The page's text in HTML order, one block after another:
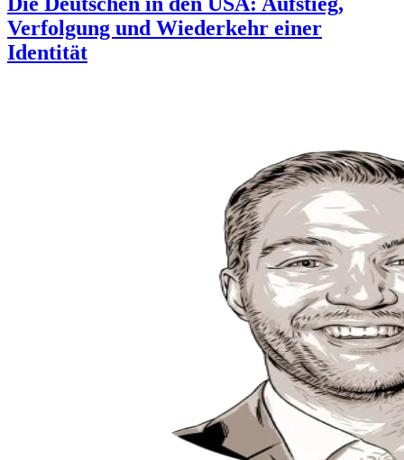
Verfolgung und Wiederkehr einer
Identität